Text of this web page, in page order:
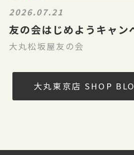
2026.07.21
友の会はじめようキャン
大丸松坂屋友の会
大丸東京店 SHOP